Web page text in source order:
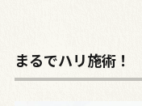
まるでハリ施術！